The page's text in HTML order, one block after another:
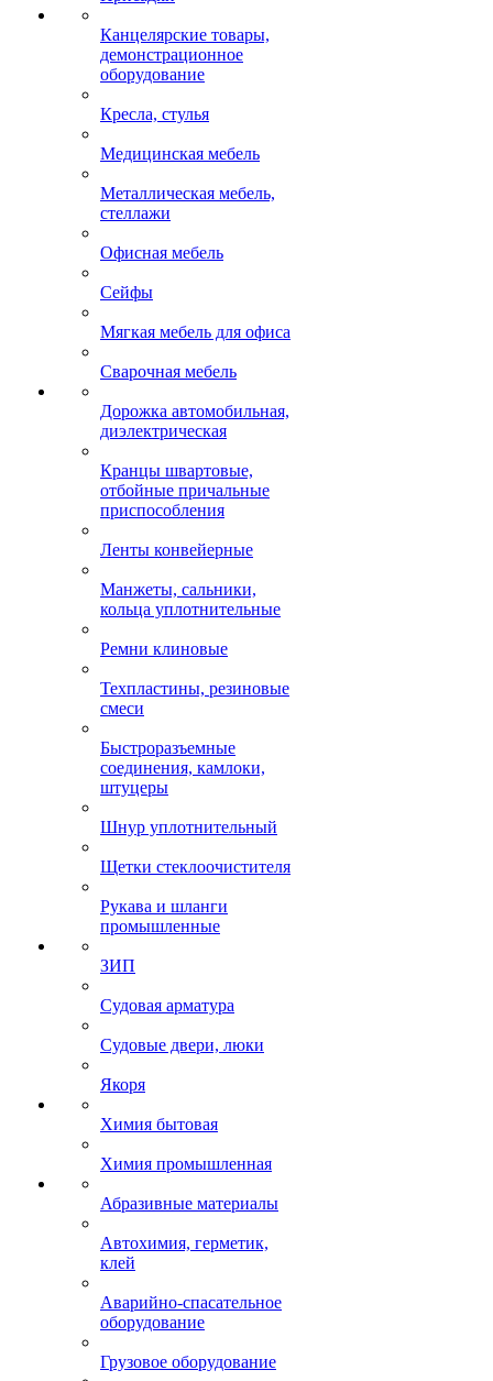
Канцелярские товары,
демонстрационное
оборудование
Кресла, стулья
Медицинская мебель
Металлическая мебель,
стеллажи
Офисная мебель
Сейфы
Мягкая мебель для офиса
Сварочная мебель
Дорожка автомобильная,
диэлектрическая
Кранцы швартовые,
отбойные причальные
приспособления
Ленты конвейерные
Манжеты, сальники,
кольца уплотнительные
Ремни клиновые
Техпластины, резиновые
смеси
Быстроразъемные
соединения, камлоки,
штуцеры
Шнур уплотнительный
Щетки стеклоочистителя
Рукава и шланги
промышленные
ЗИП
Судовая арматура
Судовые двери, люки
Якоря
Химия бытовая
Химия промышленная
Абразивные материалы
Автохимия, герметик,
клей
Аварийно-спасательное
оборудование
Грузовое оборудование